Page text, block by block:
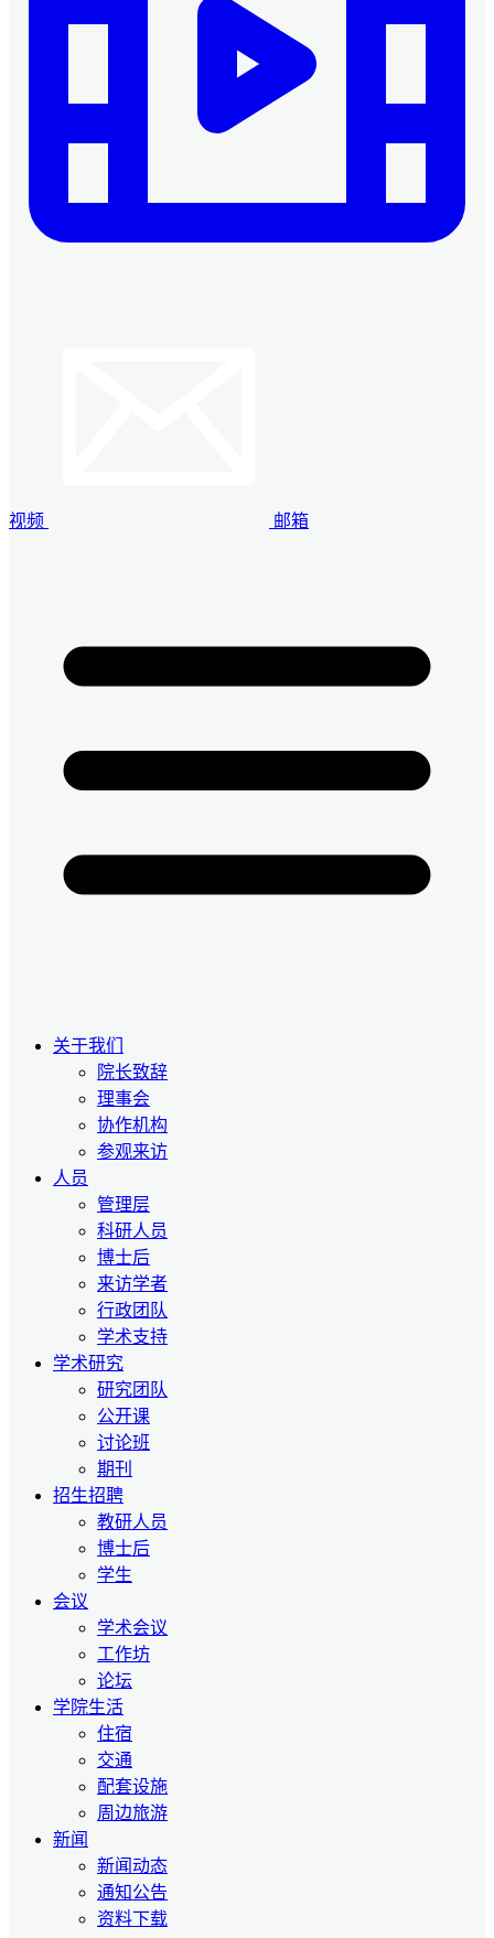
视频 邮箱
关于我们
院长致辞
理事会
协作机构
参观来访
人员
管理层
科研人员
博士后
来访学者
行政团队
学术支持
学术研究
研究团队
公开课
讨论班
期刊
招生招聘
教研人员
博士后
学生
会议
学术会议
工作坊
论坛
学院生活
住宿
交通
配套设施
周边旅游
新闻
新闻动态
通知公告
资料下载